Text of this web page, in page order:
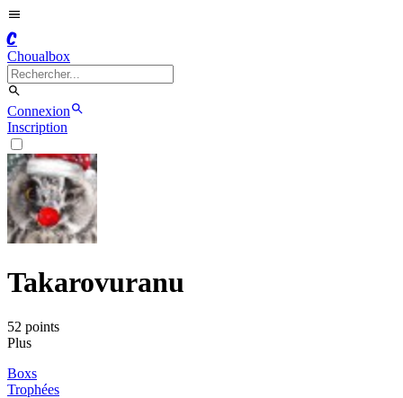
C
Choualbox
Connexion
Inscription
Takarovuranu
52 points
Plus
Boxs
Trophées